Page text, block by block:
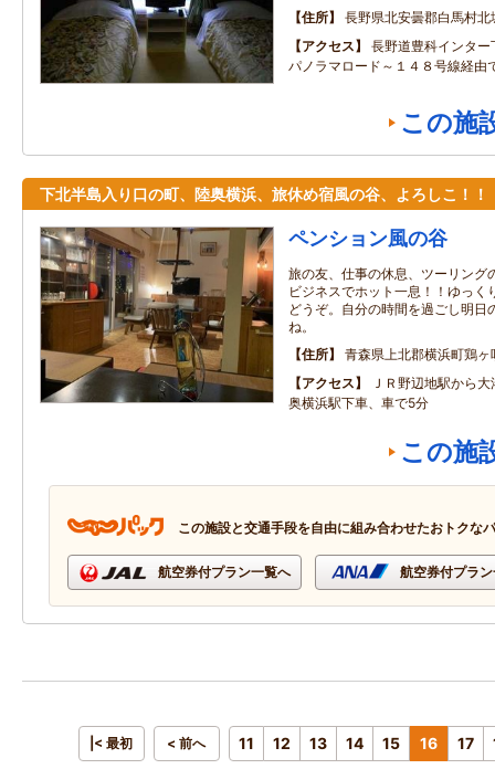
住所
長野県北安曇郡白馬村北
アクセス
長野道豊科インタ
パノラマロード～１４８号線経由
この施
下北半島入り口の町、陸奥横浜、旅休め宿風の谷、よろしこ！！
ペンション風の谷
旅の友、仕事の休息、ツーリング
ビジネスでホット一息！！ゆっく
どうぞ。自分の時間を過ごし明日
ね。
住所
青森県上北郡横浜町鶏ヶ
アクセス
ＪＲ野辺地駅から
奥横浜駅下車、車で5分
この施
この施設と交通手段を自由に組み合わせたおトクな
航空券付プラン一覧へ 航空券付プラ
|< 最初 < 前へ 11 12 13 14 15 16 17